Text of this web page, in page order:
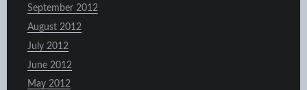
September 2012
August 2012
July 2012
June 2012
May 2012